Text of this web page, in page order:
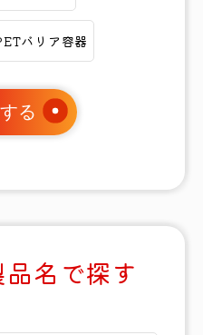
バリア容器
る
名で探す